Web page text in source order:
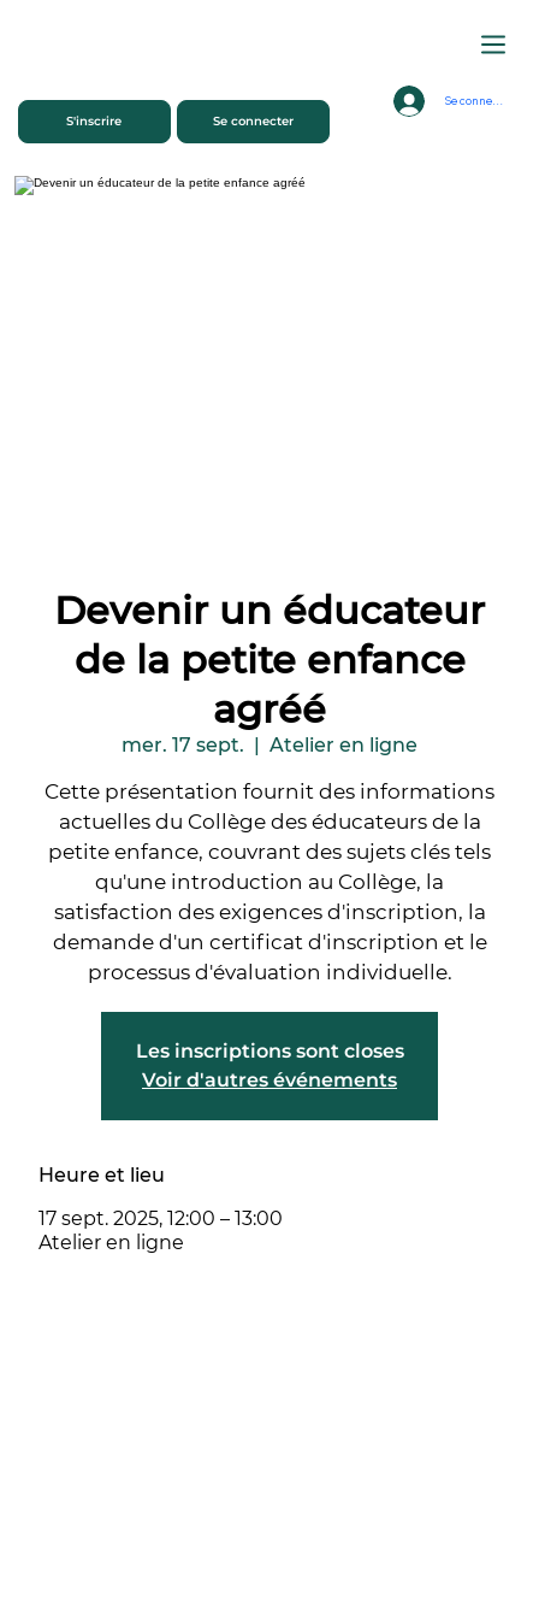
Se connecter
S'inscrire Se connecter
Devenir un éducateur
de la petite enfance
agréé
mer. 17 sept.
  |
Atelier en ligne
Cette présentation fournit des informations
actuelles du Collège des éducateurs de la
petite enfance, couvrant des sujets clés tels
qu'une introduction au Collège, la
satisfaction des exigences d'inscription, la
demande d'un certificat d'inscription et le
processus d'évaluation individuelle.
Les inscriptions sont closes
Voir d'autres événements
Heure et lieu
17 sept. 2025, 12:00 – 13:00
Atelier en ligne